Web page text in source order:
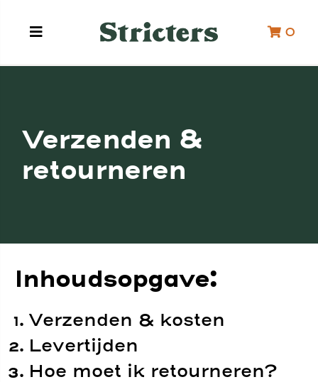
0
Verzenden &
retourneren
Inhoudsopgave:
Verzenden & kosten
Levertijden
Hoe moet ik retourneren?